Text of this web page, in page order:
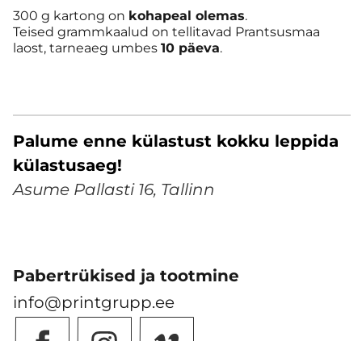
300 g kartong on kohapeal olemas.
Teised grammkaalud on tellitavad Prantsusmaa
laost, tarneaeg umbes 10 päeva.
Palume enne külastust kokku leppida
külastusaeg!
Asume Pallasti 16, Tallinn
Pabertrükised ja tootmine
info@printgrupp.ee